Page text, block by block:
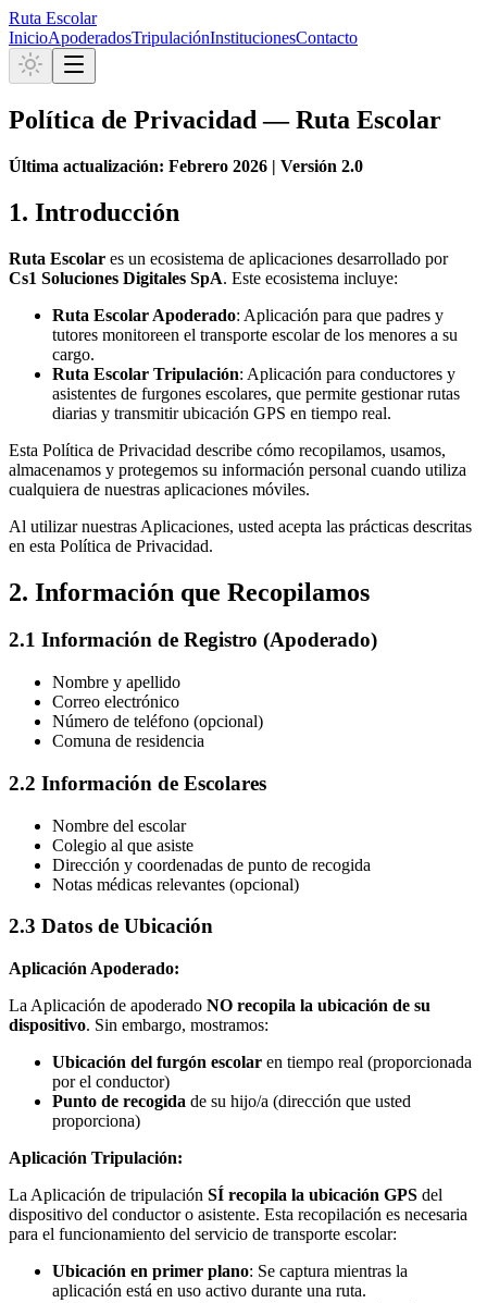
Ruta Escolar
InicioApoderadosTripulaciónInstitucionesContacto
Política de Privacidad — Ruta Escolar
Última actualización: Febrero 2026 | Versión 2.0
1. Introducción
Ruta Escolar es un ecosistema de aplicaciones desarrollado por
Cs1 Soluciones Digitales SpA. Este ecosistema incluye:
Ruta Escolar Apoderado: Aplicación para que padres y
tutores monitoreen el transporte escolar de los menores a su
cargo.
Ruta Escolar Tripulación: Aplicación para conductores y
asistentes de furgones escolares, que permite gestionar rutas
diarias y transmitir ubicación GPS en tiempo real.
Esta Política de Privacidad describe cómo recopilamos, usamos,
almacenamos y protegemos su información personal cuando utiliza
cualquiera de nuestras aplicaciones móviles.
Al utilizar nuestras Aplicaciones, usted acepta las prácticas descritas
en esta Política de Privacidad.
2. Información que Recopilamos
2.1 Información de Registro (Apoderado)
Nombre y apellido
Correo electrónico
Número de teléfono (opcional)
Comuna de residencia
2.2 Información de Escolares
Nombre del escolar
Colegio al que asiste
Dirección y coordenadas de punto de recogida
Notas médicas relevantes (opcional)
2.3 Datos de Ubicación
Aplicación Apoderado:
La Aplicación de apoderado NO recopila la ubicación de su
dispositivo. Sin embargo, mostramos:
Ubicación del furgón escolar en tiempo real (proporcionada
por el conductor)
Punto de recogida de su hijo/a (dirección que usted
proporciona)
Aplicación Tripulación:
La Aplicación de tripulación SÍ recopila la ubicación GPS del
dispositivo del conductor o asistente. Esta recopilación es necesaria
para el funcionamiento del servicio de transporte escolar:
Ubicación en primer plano: Se captura mientras la
aplicación está en uso activo durante una ruta.